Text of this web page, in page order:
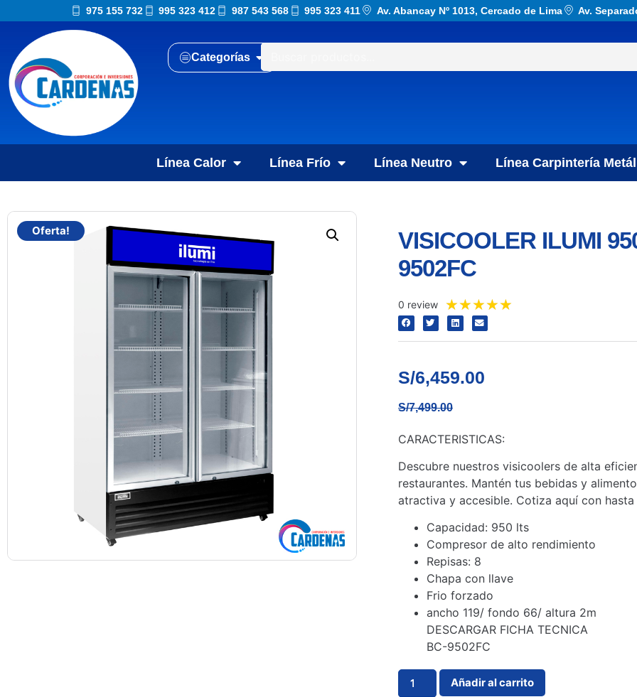
975 155 732 995 323 412 987 543 568 995 323 411 Av. Abancay Nº 1013, Cercado de Lima Av.
Categorías
Línea Calor Línea Frío Línea Neutro Línea Carpintería
Oferta!
VISICOOLER ILUMI
9502FC
0 review ★★★★★
S/6,459.00
S/7,499.00
CARACTERISTICAS:
Descubre nuestros visicoolers de alta
restaurantes. Mantén tus bebidas y
atractiva y accesible. Cotiza aquí con
Capacidad: 950 lts
Compresor de alto rendimiento
Repisas: 8
Chapa con llave
Frio forzado
ancho 119/ fondo 66/ altura 2m
DESCARGAR FICHA TECNICA
BC-9502FC
Añadir al carrito